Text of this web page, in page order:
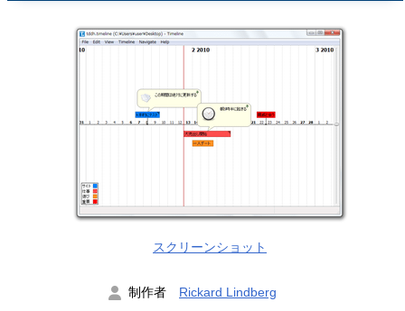
スクリーンショット
制作者 Rickard Lindberg